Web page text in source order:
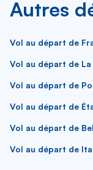
Autres
Vol au départ de
Vol au départ de La
Vol au départ de
Vol au départ de
Vol au départ de
Vol au départ de